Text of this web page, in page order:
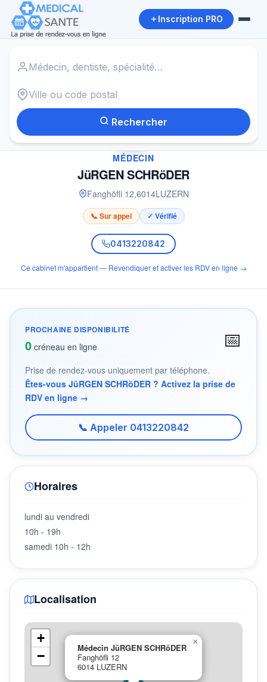
Inscription PRO
Rechercher
✓
MÉDECIN
JüRGEN SCHRöDER
Fanghöfli 12,6014LUZERN
📞 Sur appel ✓ Vérifié
0413220842
Ce cabinet m'appartient — Revendiquer et activer les RDV en ligne →
PROCHAINE DISPONIBILITÉ
0 créneau en ligne 📅
Prise de rendez-vous uniquement par téléphone.
Êtes-vous JüRGEN SCHRöDER ? Activez la prise de
RDV en ligne →
📞 Appeler 0413220842
Horaires
lundi au vendredi
10h - 19h
samedi 10h - 12h
Localisation
Médecin JüRGEN SCHRöDER
Fanghöfli 12
6014 LUZERN
×
+
−